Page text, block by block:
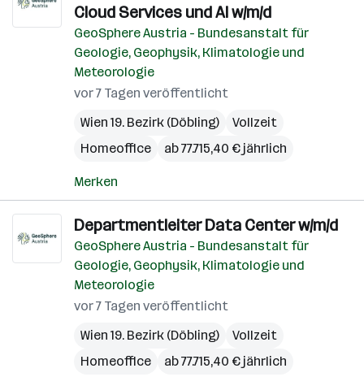
Cloud Services und AI w/m/d
GeoSphere Austria - Bundesanstalt für
Geologie, Geophysik, Klimatologie und
Meteorologie
vor 7 Tagen veröffentlicht
Wien 19. Bezirk (Döbling)
Vollzeit
Homeoffice
ab 77.715,40 € jährlich
Merken
Departmentleiter Data Center w/m/d
GeoSphere Austria - Bundesanstalt für
Geologie, Geophysik, Klimatologie und
Meteorologie
vor 7 Tagen veröffentlicht
Wien 19. Bezirk (Döbling)
Vollzeit
Homeoffice
ab 77.715,40 € jährlich